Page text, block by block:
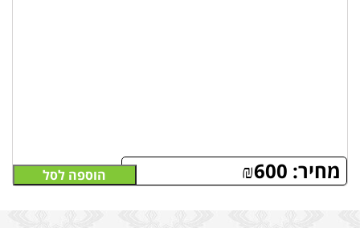
מחיר: ₪600 הוספה לסל